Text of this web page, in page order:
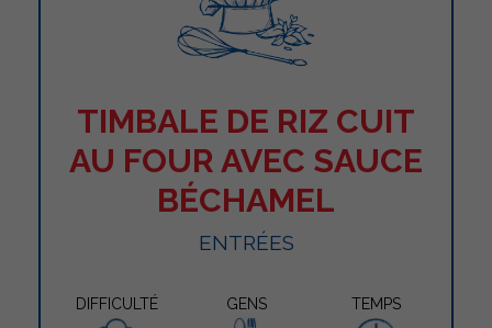
TIMBALE DE RIZ CUIT
AU FOUR AVEC SAUCE
BÉCHAMEL
ENTRÉES
DIFFICULTÉ GENS TEMPS